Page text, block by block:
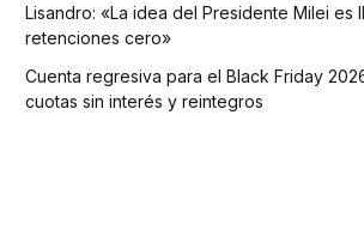
Lisandro: «La idea del Presidente Milei es
retenciones cero»
Cuenta regresiva para el Black Friday
cuotas sin interés y reintegros